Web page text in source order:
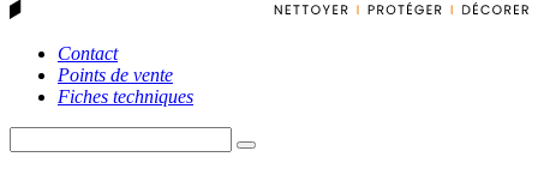
Contact
Points de vente
Fiches techniques